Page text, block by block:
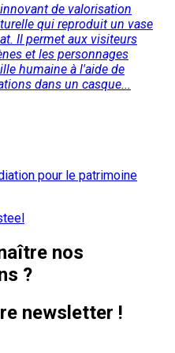
de valorisation
qui reproduit un vase
Il permet aux visiteurs
et les personnages
humaine à l'aide de
dans un casque...
pour le patrimoine
nos
?
newsletter !